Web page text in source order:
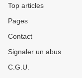
Top articles
Pages
Contact
Signaler un abus
C.G.U.